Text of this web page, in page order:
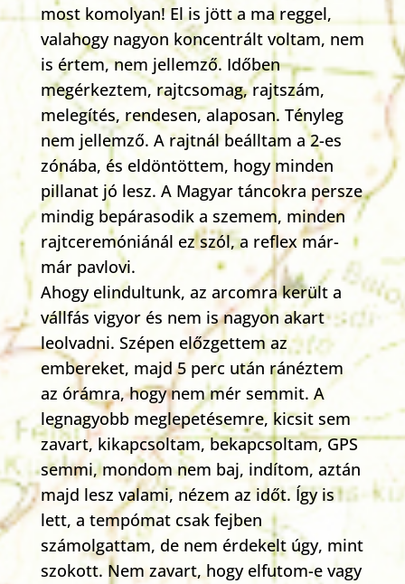
most komolyan! El is jött a ma reggel,
valahogy nagyon koncentrált voltam, nem
is értem, nem jellemző. Időben
megérkeztem, rajtcsomag, rajtszám,
melegítés, rendesen, alaposan. Tényleg
nem jellemző. A rajtnál beálltam a 2-es
zónába, és eldöntöttem, hogy minden
pillanat jó lesz. A Magyar táncokra persze
mindig bepárasodik a szemem, minden
rajtceremóniánál ez szól, a reflex már-
már pavlovi.
Ahogy elindultunk, az arcomra került a
vállfás vigyor és nem is nagyon akart
leolvadni. Szépen előzgettem az
embereket, majd 5 perc után ránéztem
az órámra, hogy nem mér semmit. A
legnagyobb meglepetésemre, kicsit sem
zavart, kikapcsoltam, bekapcsoltam, GPS
semmi, mondom nem baj, indítom, aztán
majd lesz valami, nézem az időt. Így is
lett, a tempómat csak fejben
számolgattam, de nem érdekelt úgy, mint
szokott. Nem zavart, hogy elfutom-e vagy